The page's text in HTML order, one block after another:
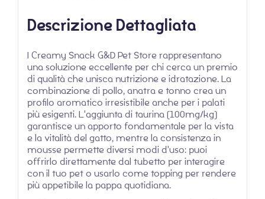
Descrizione Dettagliata
I Creamy Snack G&D Pet Store rappresentano
una soluzione eccellente per chi cerca un premio
di qualità che unisca nutrizione e idratazione. La
combinazione di pollo, anatra e tonno crea un
profilo aromatico irresistibile anche per i palati
più esigenti. L'aggiunta di taurina (100mg/kg)
garantisce un apporto fondamentale per la vista
e la vitalità del gatto, mentre la consistenza in
mousse permette diversi modi d'uso: puoi
offrirlo direttamente dal tubetto per interagire
con il tuo pet o usarlo come topping per rendere
più appetibile la pappa quotidiana.